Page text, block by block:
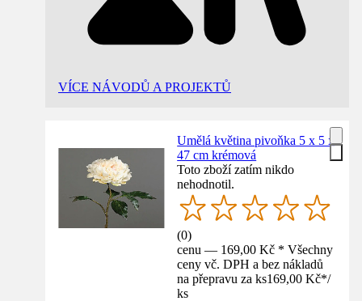
VÍCE NÁVODŮ A PROJEKTŮ
Umělá květina pivoňka 5 x 5 x
47 cm krémová
Toto zboží zatím nikdo
nehodnotil.
(0)
cenu — 169,00 Kč * Všechny
ceny vč. DPH a bez nákladů
na přepravu za ks169,00 Kč*/
ks